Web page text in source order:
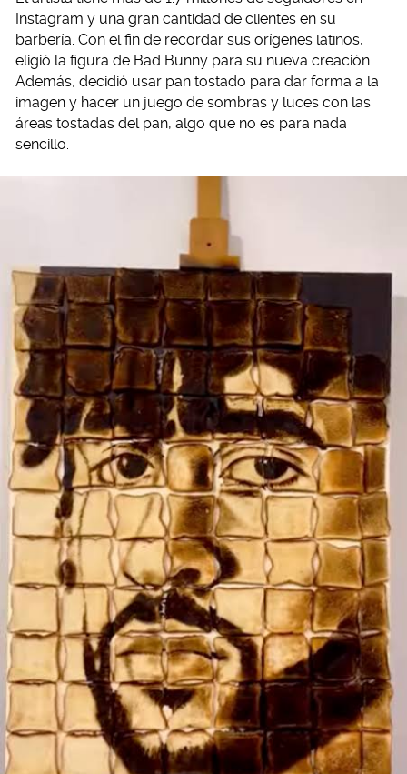
Instagram y una gran cantidad de clientes en su
barbería. Con el fin de recordar sus orígenes latinos,
eligió la figura de Bad Bunny para su nueva creación.
Además, decidió usar pan tostado para dar forma a la
imagen y hacer un juego de sombras y luces con las
áreas tostadas del pan, algo que no es para nada
sencillo.